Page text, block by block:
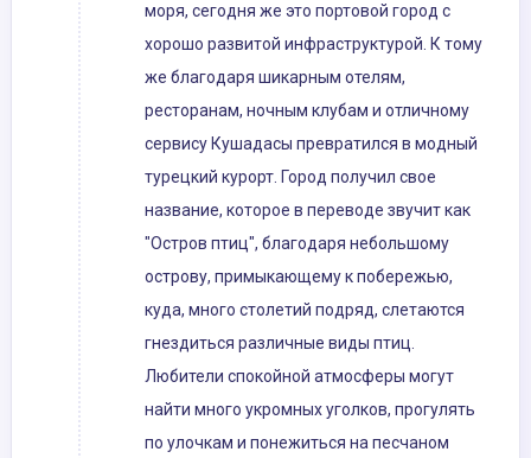
моря, сегодня же это портовой город с
хорошо развитой инфраструктурой. К тому
же благодаря шикарным отелям,
ресторанам, ночным клубам и отличному
сервису Кушадасы превратился в модный
турецкий курорт. Город получил свое
название, которое в переводе звучит как
"Остров птиц", благодаря небольшому
острову, примыкающему к побережью,
куда, много столетий подряд, слетаются
гнездиться различные виды птиц.
Любители спокойной атмосферы могут
найти много укромных уголков, прогулять
по улочкам и понежиться на песчаном